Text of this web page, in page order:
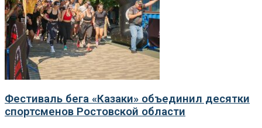
Фестиваль бега «Казаки» объединил десятки
спортсменов Ростовской области